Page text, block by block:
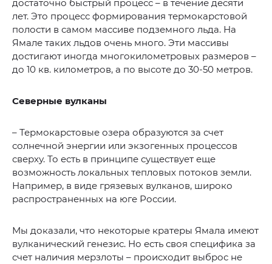
достаточно быстрый процесс – в течение десяти
лет. Это процесс формирования термокарстовой
полости в самом массиве подземного льда. На
Ямале таких льдов очень много. Эти массивы
достигают иногда многокилометровых размеров –
до 10 кв. километров, а по высоте до 30-50 метров.
Северные вулканы
– Термокарстовые озера образуются за счет
солнечной энергии или экзогенных процессов
сверху. То есть в принципе существует еще
возможность локальных тепловых потоков земли.
Например, в виде грязевых вулканов, широко
распространенных на юге России.
Мы доказали, что некоторые кратеры Ямала имеют
вулканический генезис. Но есть своя специфика за
счет наличия мерзлоты – происходит выброс не